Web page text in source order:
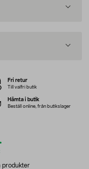
produkter
Fri retur
Till valfri butik
Hämta i butik
Beställ online, från butikslager